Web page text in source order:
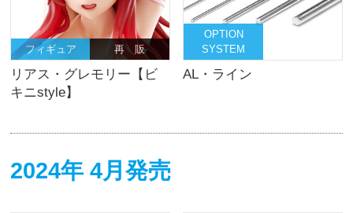
フィギュア 再 販
リアス・グレモリー【ビ
キニstyle】
OPTION
SYSTEM
AL・ライン
2024年 4月発売